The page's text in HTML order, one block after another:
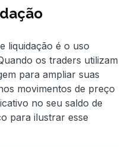
liquidação é o uso
os traders utilizam
para ampliar suas
movimentos de preço
no seu saldo de
para ilustrar esse